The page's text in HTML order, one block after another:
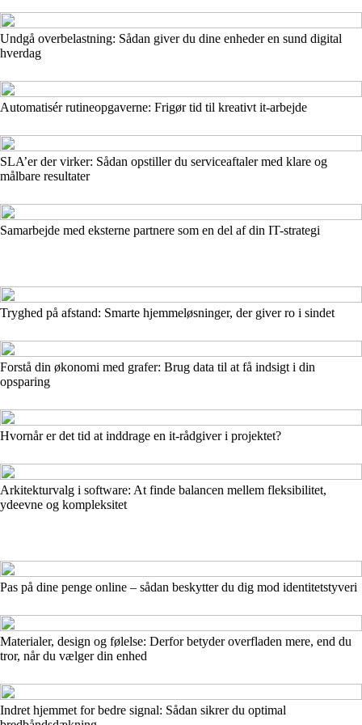
Undgå overbelastning: Sådan giver du dine enheder en sund digital
hverdag
Automatisér rutineopgaverne: Frigør tid til kreativt it-arbejde
SLA’er der virker: Sådan opstiller du serviceaftaler med klare og
målbare resultater
Samarbejde med eksterne partnere som en del af din IT-strategi
Tryghed på afstand: Smarte hjemmeløsninger, der giver ro i sindet
Forstå din økonomi med grafer: Brug data til at få indsigt i din
opsparing
Hvornår er det tid at inddrage en it-rådgiver i projektet?
Arkitekturvalg i software: At finde balancen mellem fleksibilitet,
ydeevne og kompleksitet
Pas på dine penge online – sådan beskytter du dig mod identitetstyveri
Materialer, design og følelse: Derfor betyder overfladen mere, end du
tror, når du vælger din enhed
Indret hjemmet for bedre signal: Sådan sikrer du optimal